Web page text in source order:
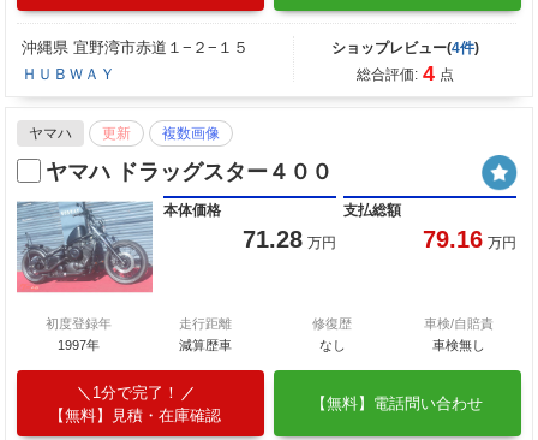
沖縄県 宜野湾市赤道１−２−１５
ＨＵＢＷＡＹ
ショップレビュー(4件)
総合評価: 4 点
ヤマハ 更新 複数画像
ヤマハ ドラッグスター４００
本体価格
71.28 万円
支払総額
79.16 万円
初度登録年
1997年
走行距離
減算歴車
修復歴
なし
車検/自賠責
車検無し
1分で完了！
【無料】見積・在庫確認
【無料】電話問い合わせ